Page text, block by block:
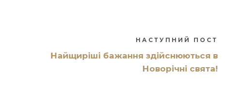
НАСТУПНИЙ ПОСТ
Найщиріші бажання здійснюються в
Новорічні свята!